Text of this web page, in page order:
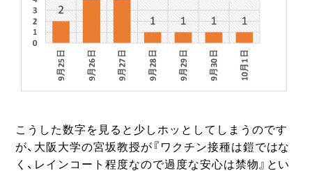
こうした数字を見ると少しホッとしてしまうのです
が、大阪大学の宮坂教授が『ワクチン接種は鎧ではな
く、レインコート程度なので過度な安心は禁物』とい